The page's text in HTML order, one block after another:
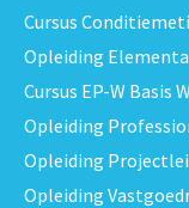
Cursus
Opleiding
Cursus EP-W Basis
Opleiding
Opleiding
Opleiding